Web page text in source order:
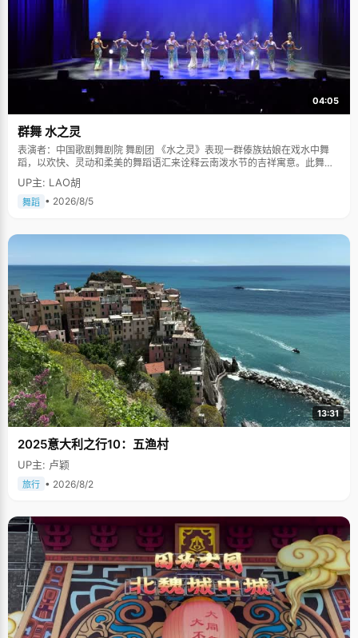
04:05
群舞 水之灵
表演者：中国歌剧舞剧院 舞剧团 《水之灵》表现一群傣族姑娘在戏水中舞
蹈，以欢快、灵动和柔美的舞蹈语汇来诠释云南泼水节的吉祥寓意。此舞蹈
多次在中国人民大会堂及国际舞台上表演，一直得到赞誉其舞美，人美，寓
意美。。
UP主: LAO胡
舞蹈 • 2026/8/5
13:31
2025意大利之行10：五渔村
UP主: 卢颖
旅行 • 2026/8/2